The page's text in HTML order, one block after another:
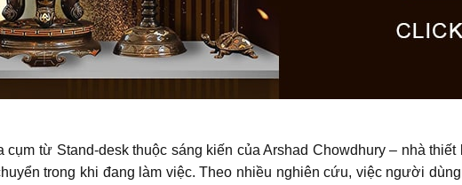
cụm từ Stand-desk thuộc sáng kiến của Arshad Chowdhury – nhà
trong khi đang làm việc. Theo nhiều nghiên cứu, việc người